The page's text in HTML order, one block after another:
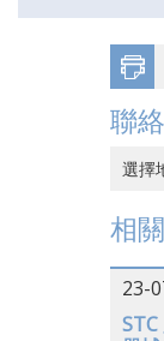
聯
選擇
中國
越南
相
23-